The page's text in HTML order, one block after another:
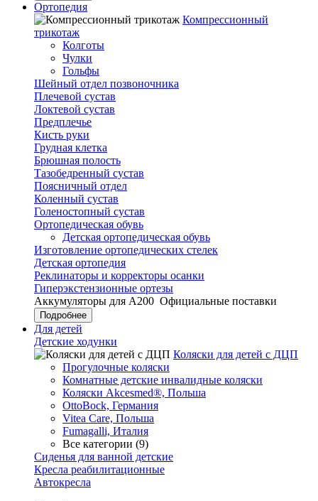
Ортопедия
Компрессионный
трикотаж
Колготы
Чулки
Гольфы
Шейный отдел позвоночника
Плечевой сустав
Локтевой сустав
Предплечье
Кисть руки
Грудная клетка
Брюшная полость
Тазобедренный сустав
Поясничный отдел
Коленный сустав
Голеностопный сустав
Ортопедическая обувь
Детская ортопедическая обувь
Изготовление ортопедических стелек
Детская ортопедия
Реклинаторы и корректоры осанки
Гиперэкстензионные ортезы
Аккумуляторы для А200 Официальные поставки
Подробнее
Для детей
Детские ходунки
Коляски для детей с ДЦП
Прогулочные коляски
Комнатные детские инвалидные коляски
Коляски Akcesmed®, Польша
OttoBock, Германия
Vitea Care, Польша
Fumagalli, Италия
Все категории (9)
Сиденья для ванной детские
Кресла реабилитационные
Автокресла